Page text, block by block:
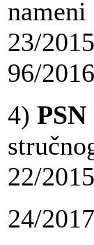
23/
96/
4) PSN
22/
24/